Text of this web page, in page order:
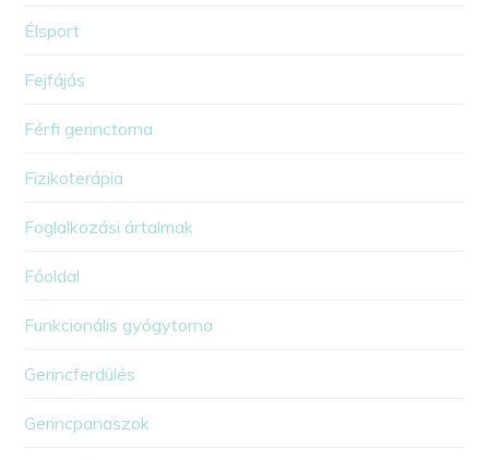
Élsport
Fejfájás
Férfi gerinctorna
Fizikoterápia
Foglalkozási ártalmak
Főoldal
Funkcionális gyógytorna
Gerincferdülés
Gerincpanaszok